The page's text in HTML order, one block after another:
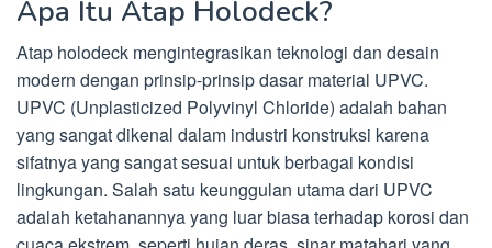
Apa Itu Atap Holodeck?
Atap holodeck mengintegrasikan teknologi dan desain
modern dengan prinsip-prinsip dasar material UPVC.
UPVC (Unplasticized Polyvinyl Chloride) adalah bahan
yang sangat dikenal dalam industri konstruksi karena
sifatnya yang sangat sesuai untuk berbagai kondisi
lingkungan. Salah satu keunggulan utama dari UPVC
adalah ketahanannya yang luar biasa terhadap korosi dan